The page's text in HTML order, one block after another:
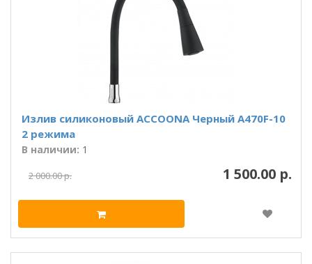
Излив силиконовый ACCOONA Черный A470F-10
2 режима
В наличии: 1
1 500.00 р.
2 000.00 р.